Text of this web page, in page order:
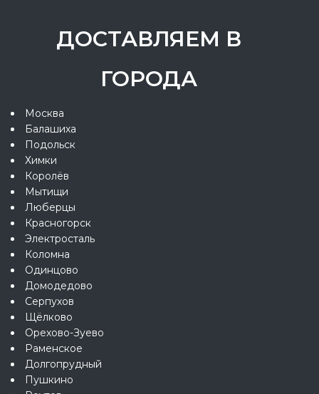
ДОСТАВЛЯЕМ В
ГОРОДА
Москва
Балашиха
Подольск
Химки
Королёв
Мытищи
Люберцы
Красногорск
Электросталь
Коломна
Одинцово
Домодедово
Серпухов
Щёлково
Орехово-Зуево
Раменское
Долгопрудный
Пушкино